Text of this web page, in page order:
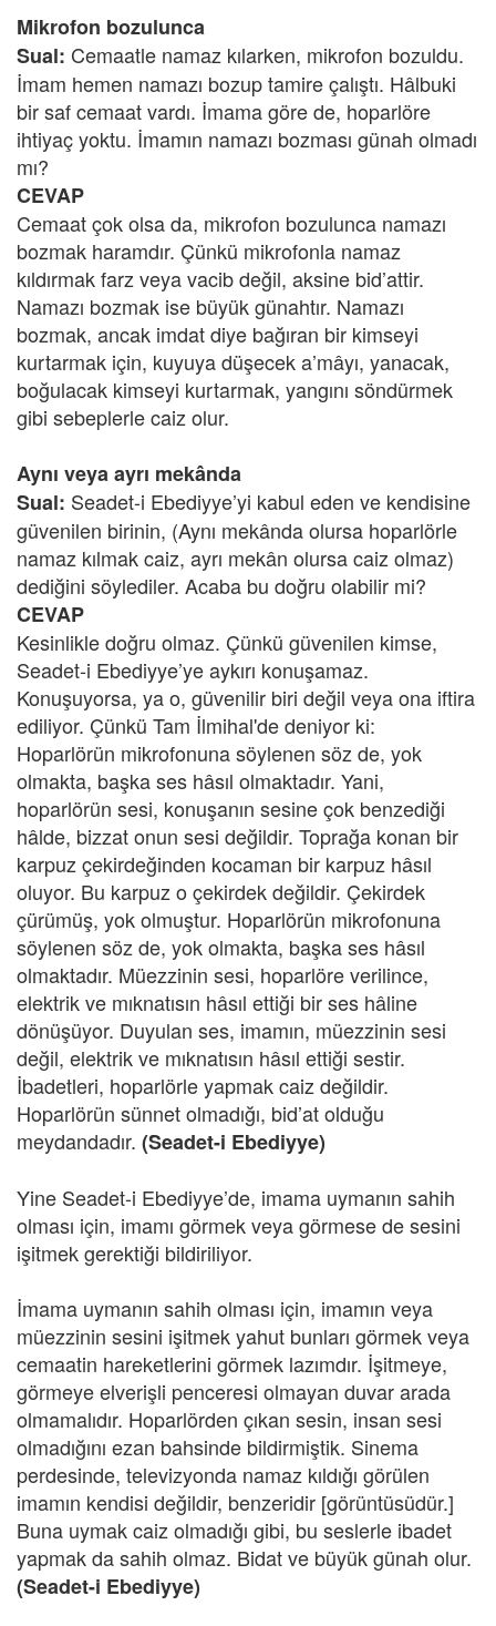
Mikrofon bozulunca
Sual: Cemaatle namaz kılarken, mikrofon bozuldu.
İmam hemen namazı bozup tamire çalıştı. Hâlbuki
bir saf cemaat vardı. İmama göre de, hoparlöre
ihtiyaç yoktu. İmamın namazı bozması günah olmadı
mı?
CEVAP
Cemaat çok olsa da, mikrofon bozulunca namazı
bozmak haramdır. Çünkü mikrofonla namaz
kıldırmak farz veya vacib değil, aksine bid’attir.
Namazı bozmak ise büyük günahtır. Namazı
bozmak, ancak imdat diye bağıran bir kimseyi
kurtarmak için, kuyuya düşecek a’mâyı, yanacak,
boğulacak kimseyi kurtarmak, yangını söndürmek
gibi sebeplerle caiz olur.
Aynı veya ayrı mekânda
Sual: Seadet-i Ebediyye’yi kabul eden ve kendisine
güvenilen birinin, (Aynı mekânda olursa hoparlörle
namaz kılmak caiz, ayrı mekân olursa caiz olmaz)
dediğini söylediler. Acaba bu doğru olabilir mi?
CEVAP
Kesinlikle doğru olmaz. Çünkü güvenilen kimse,
Seadet-i Ebediyye’ye aykırı konuşamaz.
Konuşuyorsa, ya o, güvenilir biri değil veya ona iftira
ediliyor. Çünkü Tam İlmihal'de deniyor ki:
Hoparlörün mikrofonuna söylenen söz de, yok
olmakta, başka ses hâsıl olmaktadır. Yani,
hoparlörün sesi, konuşanın sesine çok benzediği
hâlde, bizzat onun sesi değildir. Toprağa konan bir
karpuz çekirdeğinden kocaman bir karpuz hâsıl
oluyor. Bu karpuz o çekirdek değildir. Çekirdek
çürümüş, yok olmuştur. Hoparlörün mikrofonuna
söylenen söz de, yok olmakta, başka ses hâsıl
olmaktadır. Müezzinin sesi, hoparlöre verilince,
elektrik ve mıknatısın hâsıl ettiği bir ses hâline
dönüşüyor. Duyulan ses, imamın, müezzinin sesi
değil, elektrik ve mıknatısın hâsıl ettiği sestir.
İbadetleri, hoparlörle yapmak caiz değildir.
Hoparlörün sünnet olmadığı, bid’at olduğu
meydandadır. (Seadet-i Ebediyye)
Yine Seadet-i Ebediyye’de, imama uymanın sahih
olması için, imamı görmek veya görmese de sesini
işitmek gerektiği bildiriliyor.
İmama uymanın sahih olması için, imamın veya
müezzinin sesini işitmek yahut bunları görmek veya
cemaatin hareketlerini görmek lazımdır. İşitmeye,
görmeye elverişli penceresi olmayan duvar arada
olmamalıdır. Hoparlörden çıkan sesin, insan sesi
olmadığını ezan bahsinde bildirmiştik. Sinema
perdesinde, televizyonda namaz kıldığı görülen
imamın kendisi değildir, benzeridir [görüntüsüdür.]
Buna uymak caiz olmadığı gibi, bu seslerle ibadet
yapmak da sahih olmaz. Bidat ve büyük günah olur.
(Seadet-i Ebediyye)